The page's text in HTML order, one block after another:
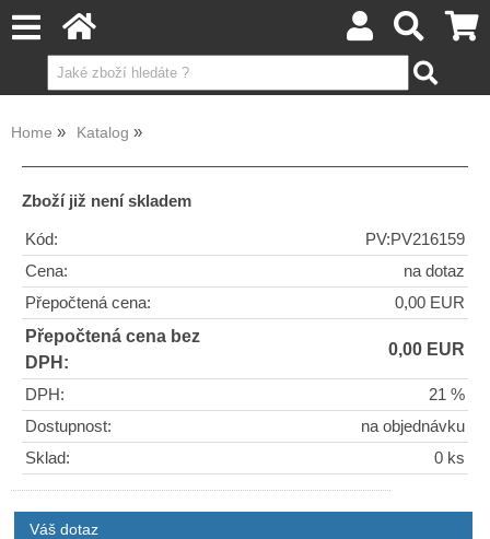
Home Katalog
Zboží již není skladem
Kód:
PV:PV216159
Cena:
na dotaz
Přepočtená cena:
0,00 EUR
Přepočtená cena bez
DPH:
0,00 EUR
DPH:
21 %
Dostupnost:
na objednávku
Sklad:
0 ks
Váš dotaz